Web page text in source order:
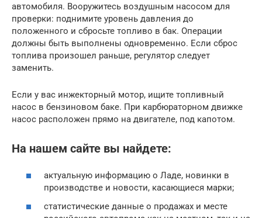
автомобиля. Вооружитесь воздушным насосом для
проверки: поднимите уровень давления до
положенного и сбросьте топливо в бак. Операции
должны быть выполнены одновременно. Если сброс
топлива произошел раньше, регулятор следует
заменить.
Если у вас инжекторный мотор, ищите топливный
насос в бензиновом баке. При карбюраторном движке
насос расположен прямо на двигателе, под капотом.
На нашем сайте вы найдете:
актуальную информацию о Ладе, новинки в
производстве и новости, касающиеся марки;
статистические данные о продажах и месте